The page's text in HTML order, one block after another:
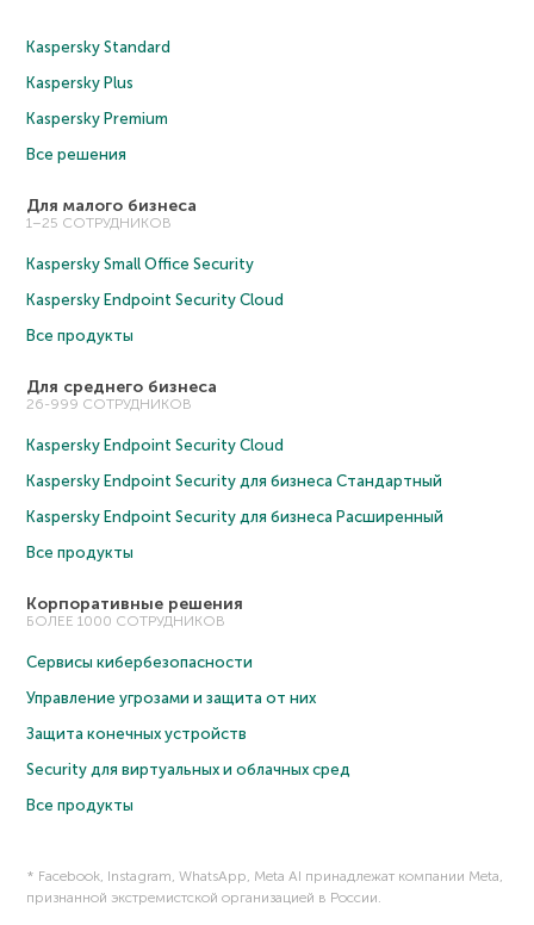
Kaspersky Standard
Kaspersky Plus
Kaspersky Premium
Все решения
Для малого бизнеса
1–25 СОТРУДНИКОВ
Kaspersky Small Office Security
Kaspersky Endpoint Security Cloud
Все продукты
Для среднего бизнеса
26-999 СОТРУДНИКОВ
Kaspersky Endpoint Security Cloud
Kaspersky Endpoint Security для бизнеса Cтандартный
Kaspersky Endpoint Security для бизнеса Расширенный
Все продукты
Корпоративные решения
БОЛЕЕ 1000 СОТРУДНИКОВ
Сервисы кибербезопасности
Управление угрозами и защита от них
Защита конечных устройств
Security для виртуальных и облачных сред
Все продукты
* Facebook, Instagram, WhatsApp, Meta AI принадлежат компании Meta,
признанной экстремистской организацией в России.